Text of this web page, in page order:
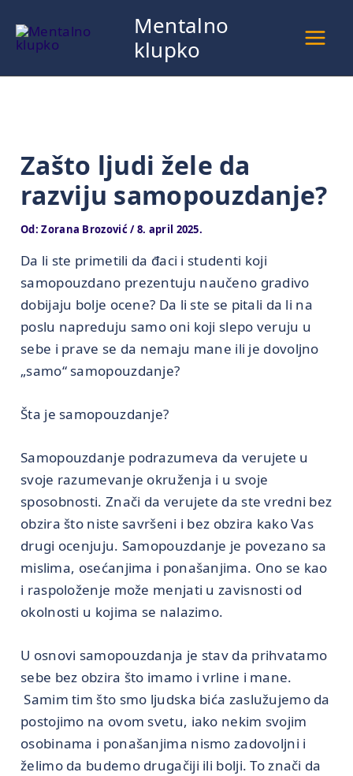
na
sadržaj
Mentalno
klupko
Zašto ljudi žele da
razviju samopouzdanje?
Od: Zorana Brozović/8. april 2025.
Da li ste primetili da đaci i studenti koji
samopouzdano prezentuju naučeno gradivo
dobijaju bolje ocene? Da li ste se pitali da li na
poslu napreduju samo oni koji slepo veruju u
sebe i prave se da nemaju mane ili je dovoljno
„samo“ samopouzdanje?
Šta je samopouzdanje?
Samopouzdanje podrazumeva da verujete u
svoje razumevanje okruženja i u svoje
sposobnosti. Znači da verujete da ste vredni bez
obzira što niste savršeni i bez obzira kako Vas
drugi ocenjuju. Samopouzdanje je povezano sa
mislima, osećanjima i ponašanjima. Ono se kao
i raspoloženje može menjati u zavisnosti od
okolnosti u kojima se nalazimo.
U osnovi samopouzdanja je stav da prihvatamo
sebe bez obzira što imamo i vrline i mane.
Samim tim što smo ljudska bića zaslužujemo da
postojimo na ovom svetu, iako nekim svojim
osobinama i ponašanjima nismo zadovoljni i
želimo da budemo drugačiji ili bolji. To znači da